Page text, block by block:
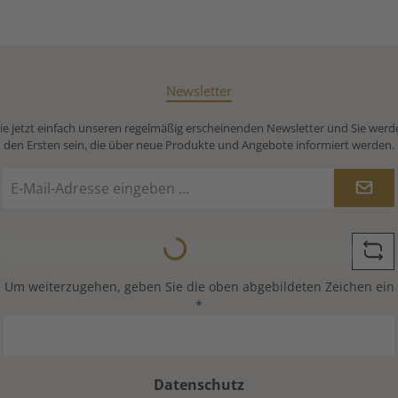
Newsletter
jetzt einfach unseren regelmäßig erscheinenden Newsletter und Sie
den Ersten sein, die über neue Produkte und Angebote informiert werden.
Mail-
Loading...
Um weiterzugehen, geben Sie die oben abgebildeten Zeichen ein
*
Datenschutz